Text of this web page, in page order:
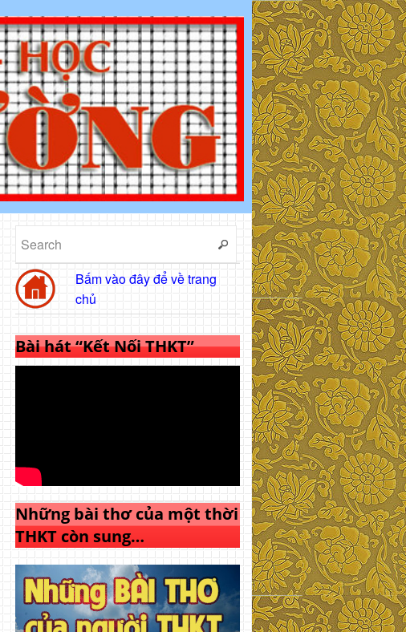
Bấm vào đây để về trang
chủ
Bài hát “Kết Nối THKT”
Những bài thơ của một thời
THKT còn sung…